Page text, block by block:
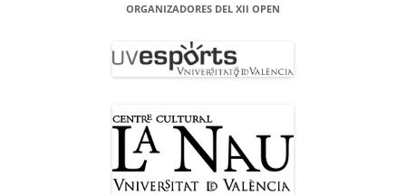
ORGANIZADORES DEL XII OPEN